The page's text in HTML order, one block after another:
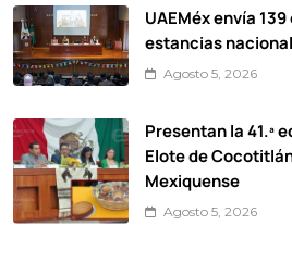
UAEMéx envía
estancias
Agosto 5, 2026
Presentan la 41.ª
Elote de
Mexiquense
Agosto 5, 2026